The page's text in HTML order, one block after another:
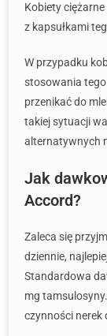
Kobiety
z kapsułkami
W przypadku
stosowania tego
przenikać do
takiej sytuacji
alternatywnych
Jak
Accord?
Zaleca się
dziennie,
Standardowa
mg
czynności nerek